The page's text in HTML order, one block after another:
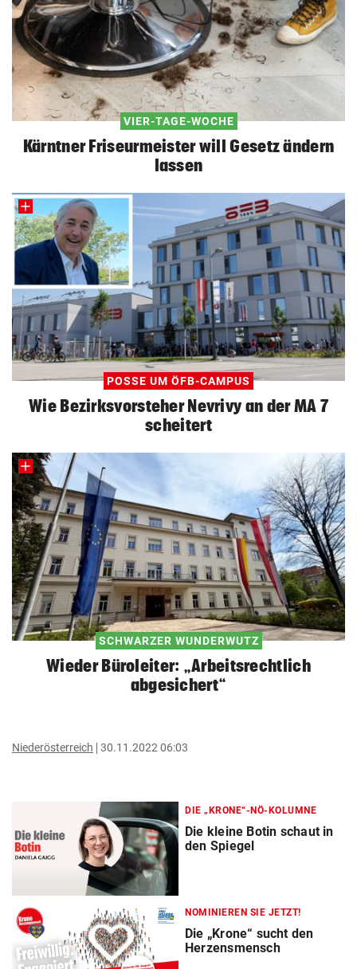
VIER-TAGE-WOCHE
Kärntner Friseurmeister will Gesetz ändern
lassen
POSSE UM ÖFB-CAMPUS
Wie Bezirksvorsteher Nevrivy an der MA 7
scheitert
SCHWARZER WUNDERWUTZ
Wieder Büroleiter: „Arbeitsrechtlich
abgesichert“
Niederösterreich 30.11.2022 06:03
DIE „KRONE“-NÖ-KOLUMNE
Die kleine Botin schaut in
den Spiegel
NOMINIEREN SIE JETZT!
Die „Krone“ sucht den
Herzensmensch